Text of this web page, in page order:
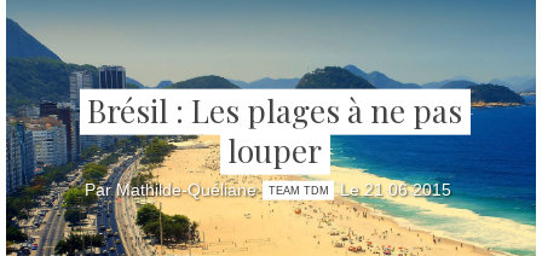
Brésil : Les plages à ne pas
louper
Par Mathilde-Quéliane TEAM TDM Le 21 06 2015